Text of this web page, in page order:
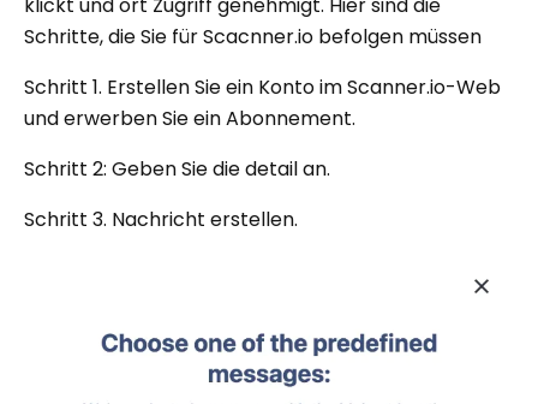
Schritte, die Sie für Scacnner.io befolgen müssen
Schritt 1. Erstellen Sie ein Konto im Scanner.io-Web
und erwerben Sie ein Abonnement.
Schritt 2: Geben Sie die detail an.
Schritt 3. Nachricht erstellen.